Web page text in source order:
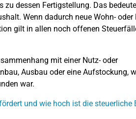
dessen Fertigstellung. Das
Wenn dadurch neue Wohn- oder
gilt in allen noch offenen
mit einer Nutz- oder
Ausbau oder eine Aufstockung,
war.
und wie hoch ist die steuerliche